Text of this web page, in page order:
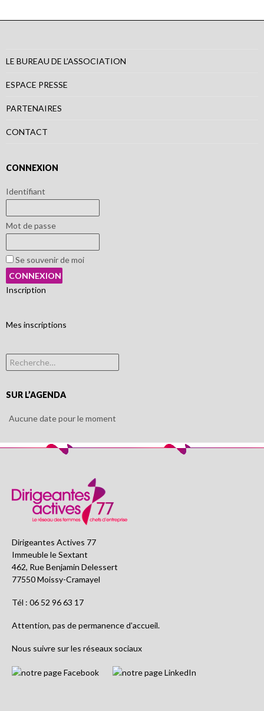
LE BUREAU DE L’ASSOCIATION
ESPACE PRESSE
PARTENAIRES
CONTACT
CONNEXION
Identifiant
Mot de passe
Se souvenir de moi
Inscription
Mes inscriptions
Rechercher :
SUR L’AGENDA
Aucune date pour le moment
Dirigeantes Actives 77
Immeuble le Sextant
462, Rue Benjamin Delessert
77550 Moissy-Cramayel
Tél : 06 52 96 63 17
Attention, pas de permanence d'accueil.
Nous suivre sur les réseaux sociaux